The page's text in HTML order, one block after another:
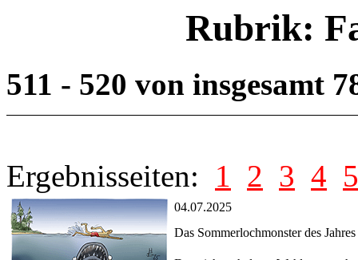
Rubrik:
511 - 520 von insgesamt
Ergebnisseiten: 1 2 3 4 5
04.07.2025
Das Sommerlochmonster des Jahres